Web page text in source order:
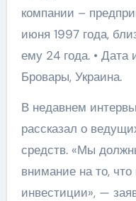
компании –
июня 1997 года,
ему 24 года. • Дата
Бровары, Украина.
В недавнем
рассказал о
средств. «Мы
внимание на то,
инвестиции», —